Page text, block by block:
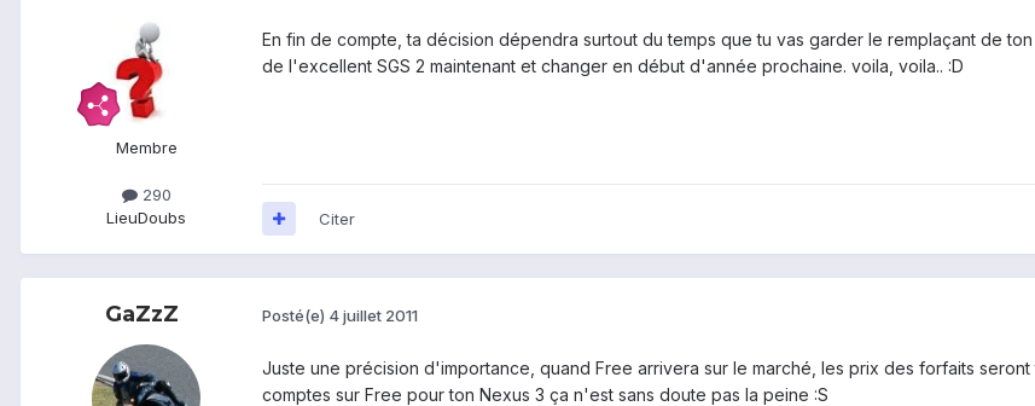
Membre
290
LieuDoubs
En fin de compte, ta décision dépendra surtout du temps que tu vas garder le remplaçant de
de l'excellent SGS 2 maintenant et changer en début d'année prochaine. voila, voila.. :D
Citer
GaZzZ Posté(e) 4 juillet 2011
Juste une précision d'importance, quand Free arrivera sur le marché, les prix des forfaits
comptes sur Free pour ton Nexus 3 ça n'est sans doute pas la peine :S